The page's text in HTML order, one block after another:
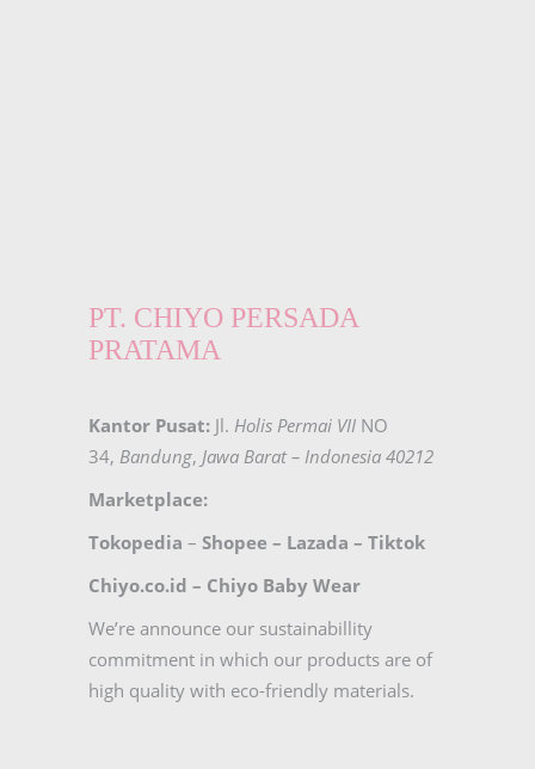
PT. CHIYO PERSADA
PRATAMA
Kantor Pusat: Jl. Holis Permai VII NO
34, Bandung, Jawa Barat – Indonesia 40212
Marketplace:
Tokopedia – Shopee – Lazada – Tiktok
Chiyo.co.id – Chiyo Baby Wear
We’re announce our sustainabillity
commitment in which our products are of
high quality with eco-friendly materials.